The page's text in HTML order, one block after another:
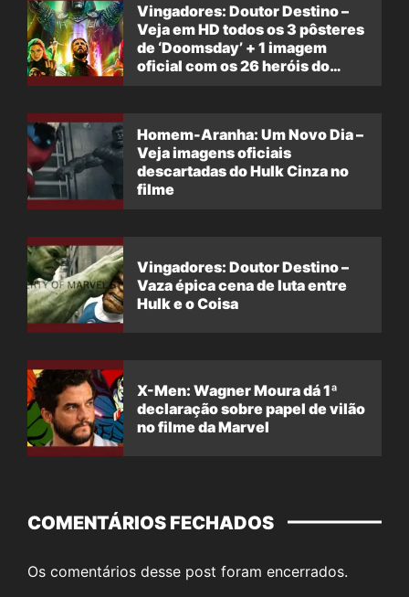
Vingadores: Doutor Destino –
Veja em HD todos os 3 pôsteres
de ‘Doomsday’ + 1 imagem
oficial com os 26 heróis do
Homem-Aranha: Um Novo Dia –
Veja imagens oficiais
descartadas do Hulk Cinza no
filme
Vingadores: Doutor Destino –
Vaza épica cena de luta entre
Hulk e o Coisa
X-Men: Wagner Moura dá 1ª
declaração sobre papel de vilão
no filme da Marvel
COMENTÁRIOS FECHADOS
Os comentários desse post foram encerrados.